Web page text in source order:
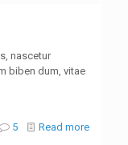
nascetur
biben dum, vitae
5 Read more